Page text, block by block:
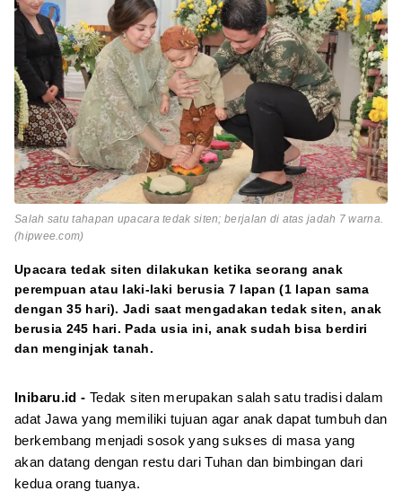
Salah satu tahapan upacara tedak siten; berjalan di atas jadah 7 warna.
(hipwee.com)
Upacara tedak siten dilakukan ketika seorang anak
perempuan atau laki-laki berusia 7 lapan (1 lapan sama
dengan 35 hari). Jadi saat mengadakan tedak siten, anak
berusia 245 hari. Pada usia ini, anak sudah bisa berdiri
dan menginjak tanah.
Inibaru.id - Tedak siten merupakan salah satu tradisi dalam
adat Jawa yang memiliki tujuan agar anak dapat tumbuh dan
berkembang menjadi sosok yang sukses di masa yang
akan datang dengan restu dari Tuhan dan bimbingan dari
kedua orang tuanya.